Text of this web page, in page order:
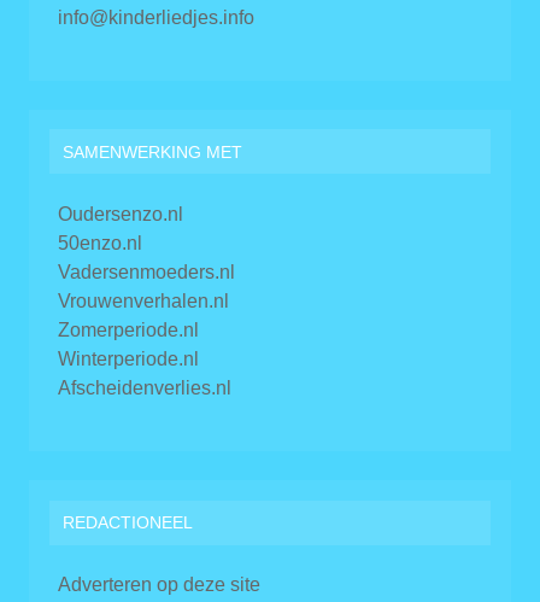
info@kinderliedjes.info
SAMENWERKING MET
Oudersenzo.nl
50enzo.nl
Vadersenmoeders.nl
Vrouwenverhalen.nl
Zomerperiode.nl
Winterperiode.nl
Afscheidenverlies.nl
REDACTIONEEL
Adverteren op deze site